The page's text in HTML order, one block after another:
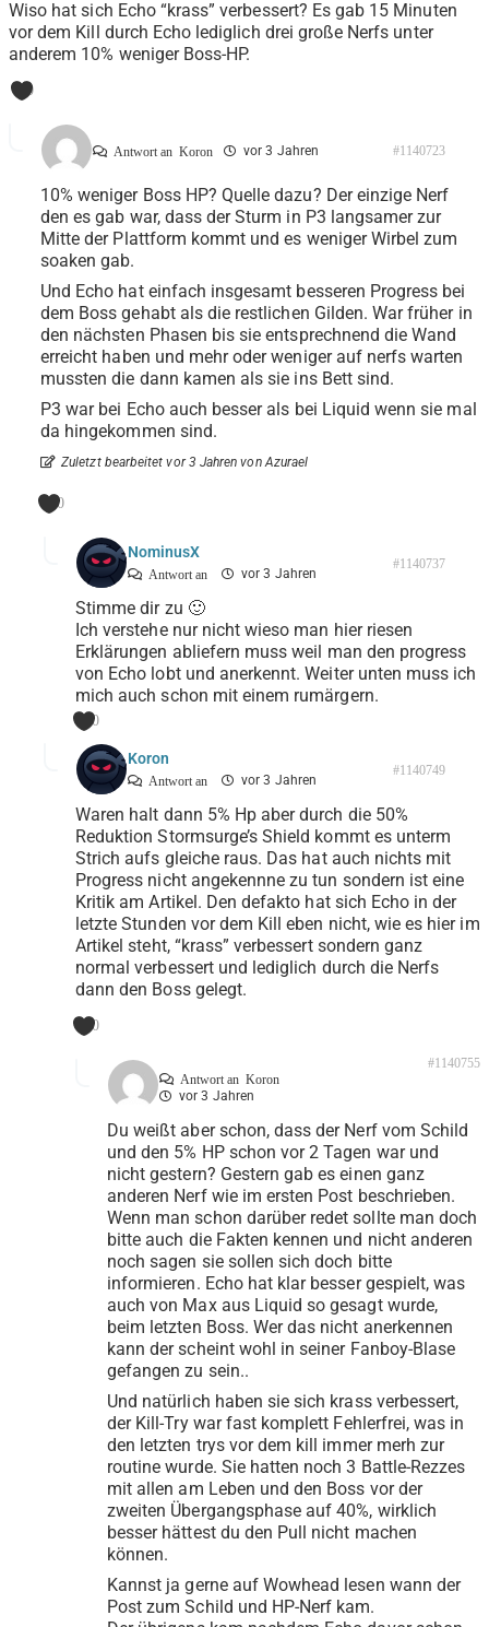
Wiso hat sich Echo “krass” verbessert? Es gab 15 Minuten
vor dem Kill durch Echo lediglich drei große Nerfs unter
anderem 10% weniger Boss-HP.
0
Antwort an Koron vor 3 Jahren #1140723
10% weniger Boss HP? Quelle dazu? Der einzige Nerf
den es gab war, dass der Sturm in P3 langsamer zur
Mitte der Plattform kommt und es weniger Wirbel zum
soaken gab.
Und Echo hat einfach insgesamt besseren Progress bei
dem Boss gehabt als die restlichen Gilden. War früher in
den nächsten Phasen bis sie entsprechnend die Wand
erreicht haben und mehr oder weniger auf nerfs warten
mussten die dann kamen als sie ins Bett sind.
P3 war bei Echo auch besser als bei Liquid wenn sie mal
da hingekommen sind.
Zuletzt bearbeitet vor 3 Jahren von Azurael
0
NominusX
Antwort an vor 3 Jahren
#1140737
Stimme dir zu 🙂
Ich verstehe nur nicht wieso man hier riesen
Erklärungen abliefern muss weil man den progress
von Echo lobt und anerkennt. Weiter unten muss ich
mich auch schon mit einem rumärgern.
0
Koron
Antwort an vor 3 Jahren
#1140749
Waren halt dann 5% Hp aber durch die 50%
Reduktion Stormsurge’s Shield kommt es unterm
Strich aufs gleiche raus. Das hat auch nichts mit
Progress nicht angekennne zu tun sondern ist eine
Kritik am Artikel. Den defakto hat sich Echo in der
letzte Stunden vor dem Kill eben nicht, wie es hier im
Artikel steht, “krass” verbessert sondern ganz
normal verbessert und lediglich durch die Nerfs
dann den Boss gelegt.
0
Antwort an Koron
vor 3 Jahren
#1140755
Du weißt aber schon, dass der Nerf vom Schild
und den 5% HP schon vor 2 Tagen war und
nicht gestern? Gestern gab es einen ganz
anderen Nerf wie im ersten Post beschrieben.
Wenn man schon darüber redet sollte man doch
bitte auch die Fakten kennen und nicht anderen
noch sagen sie sollen sich doch bitte
informieren. Echo hat klar besser gespielt, was
auch von Max aus Liquid so gesagt wurde,
beim letzten Boss. Wer das nicht anerkennen
kann der scheint wohl in seiner Fanboy-Blase
gefangen zu sein..
Und natürlich haben sie sich krass verbessert,
der Kill-Try war fast komplett Fehlerfrei, was in
den letzten trys vor dem kill immer merh zur
routine wurde. Sie hatten noch 3 Battle-Rezzes
mit allen am Leben und den Boss vor der
zweiten Übergangsphase auf 40%, wirklich
besser hättest du den Pull nicht machen
können.
Kannst ja gerne auf Wowhead lesen wann der
Post zum Schild und HP-Nerf kam.